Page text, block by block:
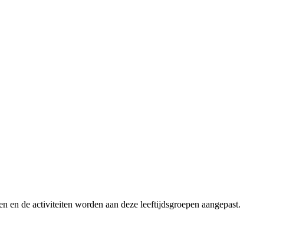
de activiteiten worden aan deze leeftijdsgroepen aangepast.